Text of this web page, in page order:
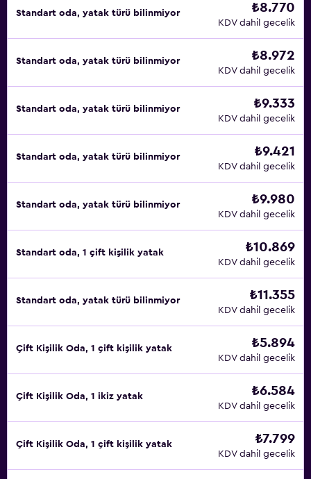
Standart oda, yatak türü bilinmiyor ₺8.770
KDV dahil gecelik
Standart oda, yatak türü bilinmiyor ₺8.972
KDV dahil gecelik
Standart oda, yatak türü bilinmiyor ₺9.333
KDV dahil gecelik
Standart oda, yatak türü bilinmiyor ₺9.421
KDV dahil gecelik
Standart oda, yatak türü bilinmiyor ₺9.980
KDV dahil gecelik
Standart oda, 1 çift kişilik yatak ₺10.869
KDV dahil gecelik
Standart oda, yatak türü bilinmiyor ₺11.355
KDV dahil gecelik
Çift ​Kişilik Oda, 1 çift kişilik yatak ₺5.894
KDV dahil gecelik
Çift ​Kişilik Oda, 1 ikiz yatak ₺6.584
KDV dahil gecelik
Çift ​Kişilik Oda, 1 çift kişilik yatak ₺7.799
KDV dahil gecelik